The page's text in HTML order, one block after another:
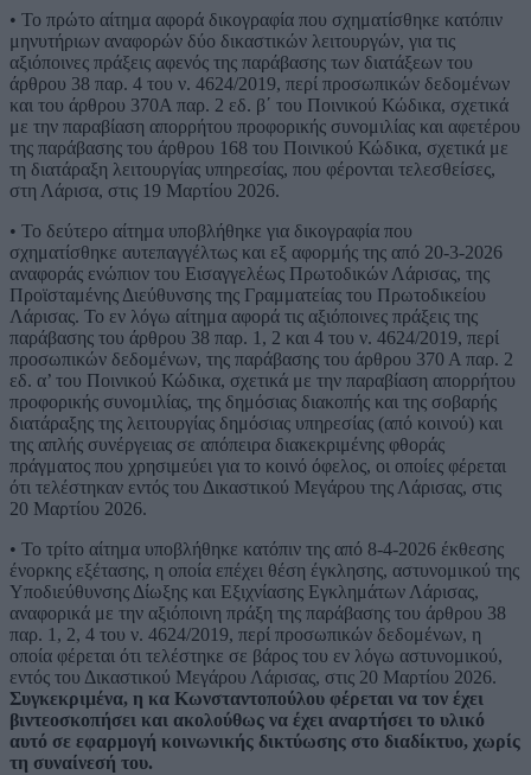
• Το πρώτο αίτημα αφορά δικογραφία που σχηματίσθηκε κατόπιν
μηνυτήριων αναφορών δύο δικαστικών λειτουργών, για τις
αξιόποινες πράξεις αφενός της παράβασης των διατάξεων του
άρθρου 38 παρ. 4 του ν. 4624/2019, περί προσωπικών δεδομένων
και του άρθρου 370Α παρ. 2 εδ. β΄ του Ποινικού Κώδικα, σχετικά
με την παραβίαση απορρήτου προφορικής συνομιλίας και αφετέρου
της παράβασης του άρθρου 168 του Ποινικού Κώδικα, σχετικά με
τη διατάραξη λειτουργίας υπηρεσίας, που φέρονται τελεσθείσες,
στη Λάρισα, στις 19 Μαρτίου 2026.
• Το δεύτερο αίτημα υποβλήθηκε για δικογραφία που
σχηματίσθηκε αυτεπαγγέλτως και εξ αφορμής της από 20-3-2026
αναφοράς ενώπιον του Εισαγγελέως Πρωτοδικών Λάρισας, της
Προϊσταμένης Διεύθυνσης της Γραμματείας του Πρωτοδικείου
Λάρισας. Το εν λόγω αίτημα αφορά τις αξιόποινες πράξεις της
παράβασης του άρθρου 38 παρ. 1, 2 και 4 του ν. 4624/2019, περί
προσωπικών δεδομένων, της παράβασης του άρθρου 370 Α παρ. 2
εδ. α’ του Ποινικού Κώδικα, σχετικά με την παραβίαση απορρήτου
προφορικής συνομιλίας, της δημόσιας διακοπής και της σοβαρής
διατάραξης της λειτουργίας δημόσιας υπηρεσίας (από κοινού) και
της απλής συνέργειας σε απόπειρα διακεκριμένης φθοράς
πράγματος που χρησιμεύει για το κοινό όφελος, οι οποίες φέρεται
ότι τελέστηκαν εντός του Δικαστικού Μεγάρου της Λάρισας, στις
20 Μαρτίου 2026.
• Το τρίτο αίτημα υποβλήθηκε κατόπιν της από 8-4-2026 έκθεσης
ένορκης εξέτασης, η οποία επέχει θέση έγκλησης, αστυνομικού της
Υποδιεύθυνσης Δίωξης και Εξιχνίασης Εγκλημάτων Λάρισας,
αναφορικά με την αξιόποινη πράξη της παράβασης του άρθρου 38
παρ. 1, 2, 4 του ν. 4624/2019, περί προσωπικών δεδομένων, η
οποία φέρεται ότι τελέστηκε σε βάρος του εν λόγω αστυνομικού,
εντός του Δικαστικού Μεγάρου Λάρισας, στις 20 Μαρτίου 2026.
Συγκεκριμένα, η κα Κωνσταντοπούλου φέρεται να τον έχει
βιντεοσκοπήσει και ακολούθως να έχει αναρτήσει το υλικό
αυτό σε εφαρμογή κοινωνικής δικτύωσης στο διαδίκτυο, χωρίς
τη συναίνεσή του.